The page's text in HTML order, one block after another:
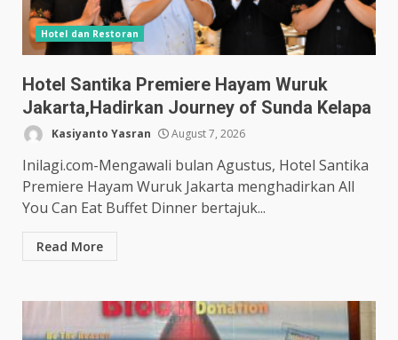
Hotel dan Restoran
Hotel Santika Premiere Hayam Wuruk
Jakarta,Hadirkan Journey of Sunda Kelapa
Kasiyanto Yasran August 7, 2026
Inilagi.com-Mengawali bulan Agustus, Hotel Santika
Premiere Hayam Wuruk Jakarta menghadirkan All
You Can Eat Buffet Dinner bertajuk...
Read More